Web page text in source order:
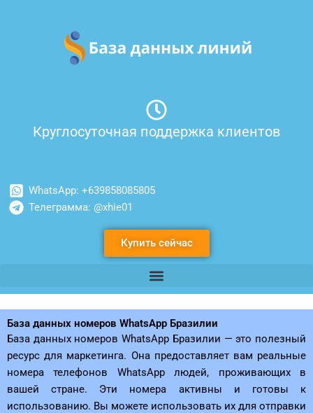
содержимому
Круглосуточная поддержка клиентов
WhatsApp: +639858085805
Телеграмма: @xhie01
Купить сейчас
База данных номеров WhatsApp Бразилии
База данных номеров WhatsApp Бразилии — это полезный
ресурс для маркетинга. Она предоставляет вам реальные
номера телефонов WhatsApp людей, проживающих в
вашей стране. Эти номера активны и готовы к
использованию. Вы можете использовать их для отправки